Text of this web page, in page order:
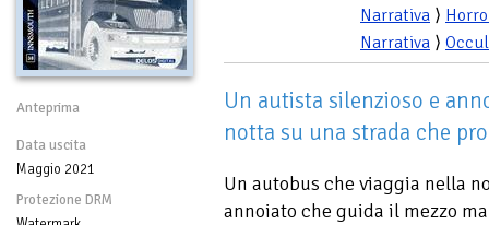
Anteprima
Data uscita
Maggio 2021
Protezione DRM
Narrativa ⟩
Narrativa ⟩
Un autista silenzioso e
notta su una strada che
Un autobus che viaggia nella
annoiato che guida il mezzo